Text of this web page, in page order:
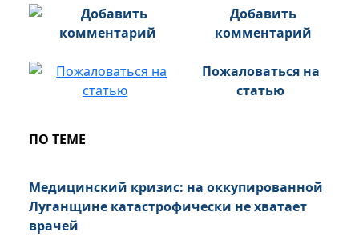
Добавить
комментарий
Пожаловаться на
статью
ПО ТЕМЕ
Медицинский кризис: на оккупированной
Луганщине катастрофически не хватает
врачей